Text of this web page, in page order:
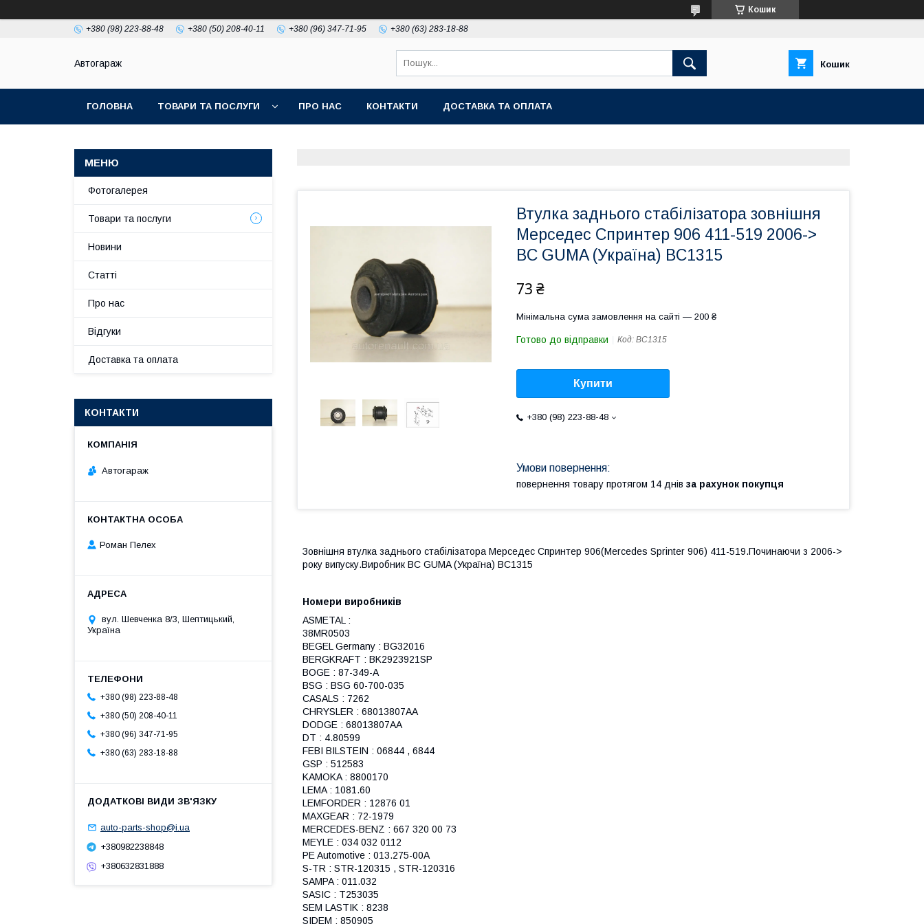
Кошик
+380 (98) 223-88-48 +380 (50) 208-40-11 +380 (96) 347-71-95 +380 (63) 283-18-88
Автогараж Кошик
ГОЛОВНА ТОВАРИ ТА ПОСЛУГИ ПРО НАС КОНТАКТИ ДОСТАВКА ТА ОПЛАТА
Втулка заднього стабілізатора зовнішня
Мерседес Спринтер 906 411-519 2006->
BC GUMA (Україна) BC1315
73 ₴
Мінімальна сума замовлення на сайті — 200 ₴
Готово до відправки Код: BC1315
Купити
+380 (98) 223-88-48
повернення товару протягом 14 днів за рахунок покупця
Зовнішня втулка заднього стабілізатора Мерседес Спринтер 906(Mercedes Sprinter 906) 411-519.Починаючи з 2006->
року випуску.Виробник BC GUMA (Україна) BC1315
Номери виробників
ASMETAL :
38MR0503
BEGEL Germany : BG32016
BERGKRAFT : BK2923921SP
BOGE : 87-349-A
BSG : BSG 60-700-035
CASALS : 7262
CHRYSLER : 68013807AA
DODGE : 68013807AA
DT : 4.80599
FEBI BILSTEIN : 06844 , 6844
GSP : 512583
KAMOKA : 8800170
LEMA : 1081.60
LEMFORDER : 12876 01
MAXGEAR : 72-1979
MERCEDES-BENZ : 667 320 00 73
MEYLE : 034 032 0112
PE Automotive : 013.275-00A
S-TR : STR-120315 , STR-120316
SAMPA : 011.032
SASIC : T253035
SEM LASTIK : 8238
SIDEM : 850905
Фотогалерея
Товари та послуги
Новини
Статті
Про нас
Відгуки
Доставка та оплата
КОНТАКТИ
Автогараж
Роман Пелех
вул. Шевченка 8/3, Шептицький,
Україна
+380 (98) 223-88-48
+380 (50) 208-40-11
+380 (96) 347-71-95
+380 (63) 283-18-88
auto-parts-shop@i.ua
+380982238848
+380632831888